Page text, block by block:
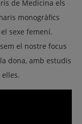
de Medicina els
monogràfics
sexe femení.
el nostre focus
dona, amb estudis